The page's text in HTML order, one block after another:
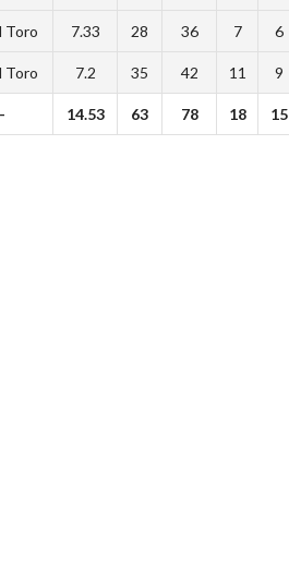
Toro 7.33 28 36 7 6
Toro 7.2 35 42 11 9
- 14.53 63 78 18 15